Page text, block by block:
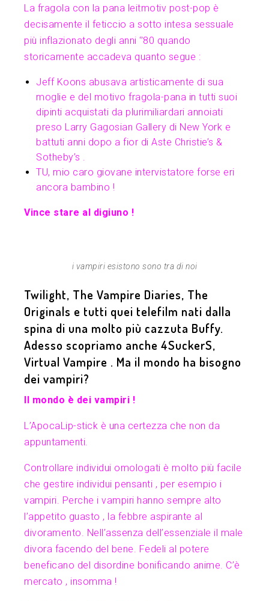
La fragola con la pana leitmotiv post-pop è
decisamente il feticcio a sotto intesa sessuale
più inflazionato degli anni ‘’80 quando
storicamente accadeva quanto segue :
Jeff Koons abusava artisticamente di sua
moglie e del motivo fragola-pana in tutti suoi
dipinti acquistati da plurimiliardari annoiati
preso Larry Gagosian Gallery di New York e
battuti anni dopo a fior di Aste Christie’s &
Sotheby’s .
TU, mio caro giovane intervistatore forse eri
ancora bambino !
Vince stare al digiuno !
i vampiri esistono sono tra di noi
Twilight, The Vampire Diaries, The
Originals e tutti quei telefilm nati dalla
spina di una molto più cazzuta Buffy.
Adesso scopriamo anche 4SuckerS,
Virtual Vampire . Ma il mondo ha bisogno
dei vampiri?
Il mondo è dei vampiri !
L’ApocaLip-stick è una certezza che non da
appuntamenti.
Controllare individui omologati è molto più facile
che gestire individui pensanti , per esempio i
vampiri. Perche i vampiri hanno sempre alto
l’appetito guasto , la febbre aspirante al
divoramento. Nell’assenza dell’essenziale il male
divora facendo del bene. Fedeli al potere
beneficano del disordine bonificando anime. C’è
mercato , insomma !